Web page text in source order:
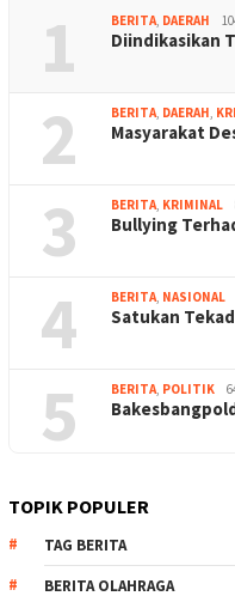
1 BERITA, DAERAH
Diindikasikan
2 BERITA, DAERAH,
Masyarakat
3 BERITA, KRIMINAL
Bullying
4 BERITA, NASIONAL
Satukan
5 BERITA, POLITIK
TOPIK POPULER
TAG BERITA
BERITA OLAHRAGA